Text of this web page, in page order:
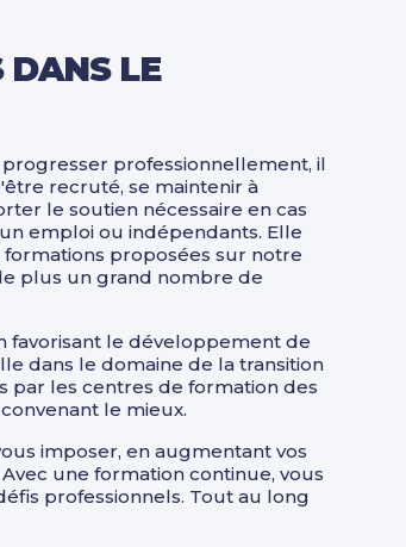
DANS LE
professionnellement, il
recruté, se maintenir à
le soutien nécessaire en cas
emploi ou indépendants. Elle
proposées sur notre
plus un grand nombre de
favorisant le développement de
dans le domaine de la transition
par les centres de formation des
le mieux.
imposer, en augmentant vos
une formation continue, vous
professionnels. Tout au long